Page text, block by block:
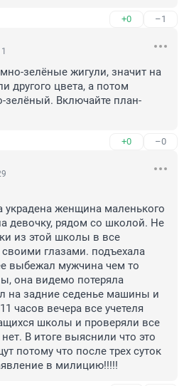
+0 –1
зелёные жигули, значит на
другого цвета, а потом
зелёный. Включайте план-
+0 –0
женщина маленького
девочку, рядом со школой. Не
из этой школы в все
глазами. подъехала
выбежал мужчина чем то
она видемо потеряла
на задние седенье машины и
часов вечера все учетеля
школы и проверяли все
В итоге выяснили что это
потому что после трех суток
в милицию!!!!!